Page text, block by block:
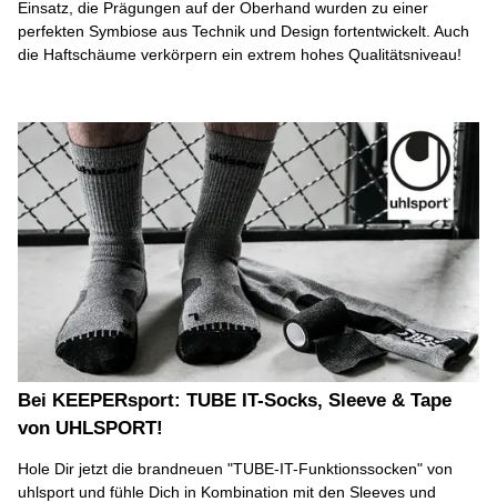
Einsatz, die Prägungen auf der Oberhand wurden zu einer
perfekten Symbiose aus Technik und Design fortentwickelt. Auch
die Haftschäume verkörpern ein extrem hohes Qualitätsniveau!
Bei KEEPERsport: TUBE IT-Socks, Sleeve & Tape
von UHLSPORT!
Hole Dir jetzt die brandneuen "TUBE-IT-Funktionssocken" von
uhlsport und fühle Dich in Kombination mit den Sleeves und